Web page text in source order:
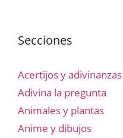
Secciones
Acertijos y adivinanzas
Adivina la pregunta
Animales y plantas
Anime y dibujos